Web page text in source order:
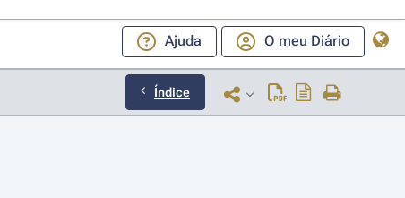
Ajuda O meu Diário
Índice